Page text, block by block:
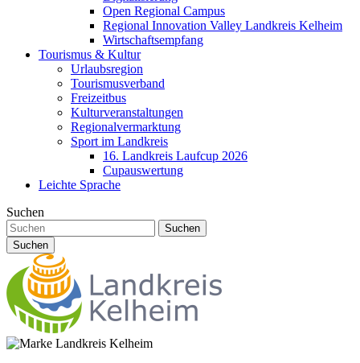
Open Regional Campus
Regional Innovation Valley Landkreis Kelheim
Wirtschaftsempfang
Tourismus & Kultur
Urlaubsregion
Tourismusverband
Freizeitbus
Kulturveranstaltungen
Regionalvermarktung
Sport im Landkreis
16. Landkreis Laufcup 2026
Cupauswertung
Leichte Sprache
Suchen
Suchen
Suchen